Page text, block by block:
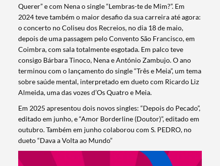
Querer” e com Nena o single “Lembras-te de Mim?”. Em
2024 teve também o maior desafio da sua carreira até agora:
o concerto no Coliseu dos Recreios, no dia 18 de maio,
depois de uma passagem pelo Convento São Francisco, em
Coimbra, com sala totalmente esgotada. Em palco teve
consigo Bárbara Tinoco, Nena e António Zambujo. O ano
terminou com o lançamento do single “Três e Meia”, um tema
sobre saúde mental, interpretado em dueto com Ricardo Liz
Almeida, uma das vozes d’Os Quatro e Meia.
Em 2025 apresentou dois novos singles: “Depois do Pecado”,
editado em junho, e “Amor Borderline (Doutor)”, editado em
outubro. Também em junho colaborou com S. PEDRO, no
dueto “Dava a Volta ao Mundo”